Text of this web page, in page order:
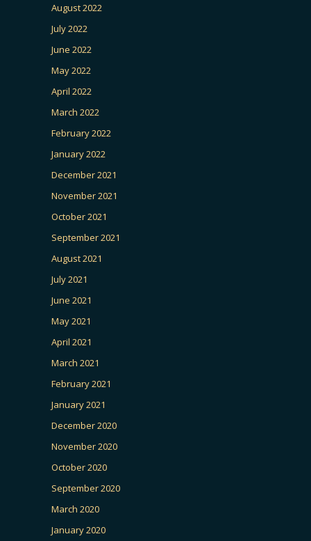
August 2022
July 2022
June 2022
May 2022
April 2022
March 2022
February 2022
January 2022
December 2021
November 2021
October 2021
September 2021
August 2021
July 2021
June 2021
May 2021
April 2021
March 2021
February 2021
January 2021
December 2020
November 2020
October 2020
September 2020
March 2020
January 2020